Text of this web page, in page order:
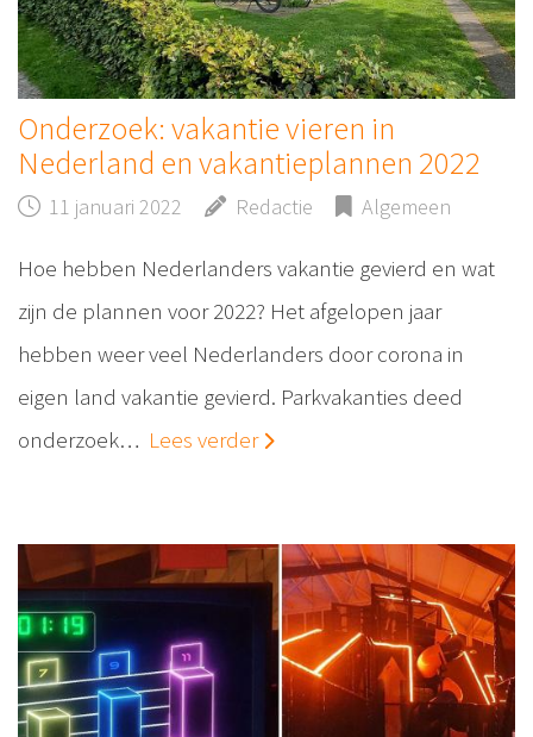
Onderzoek: vakantie vieren in
Nederland en vakantieplannen 2022
11 januari 2022 Redactie Algemeen
Hoe hebben Nederlanders vakantie gevierd en wat
zijn de plannen voor 2022? Het afgelopen jaar
hebben weer veel Nederlanders door corona in
eigen land vakantie gevierd. Parkvakanties deed
onderzoek… Lees verder